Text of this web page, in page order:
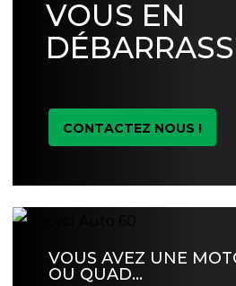
VOUS EN
CONTACTEZ NOUS !
VOUS AVEZ UNE
OU QUAD…